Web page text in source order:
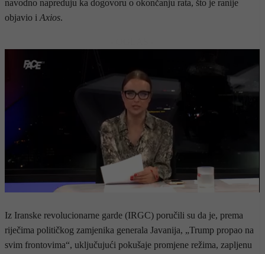
navodno napreduju ka dogovoru o okončanju rata, što je ranije
objavio i Axios.
Iz Iranske revolucionarne garde (IRGC) poručili su da je, prema
riječima političkog zamjenika generala Javanija, „Trump propao na
svim frontovima“, uključujući pokušaje promjene režima, zapljenu